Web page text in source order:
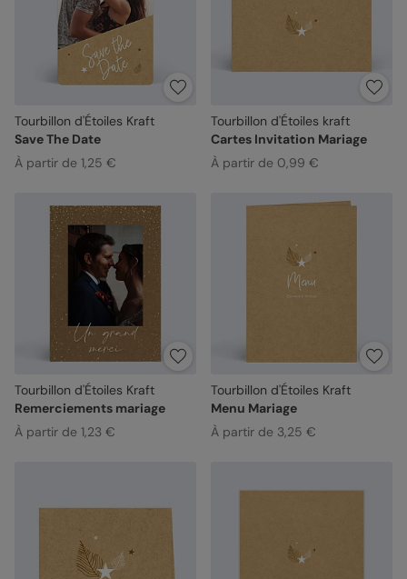
Tourbillon d'Étoiles Kraft
Save The Date
À partir de 1,25 €
Tourbillon d'Étoiles kraft
Cartes Invitation Mariage
À partir de 0,99 €
Tourbillon d'Étoiles Kraft
Remerciements mariage
À partir de 1,23 €
Tourbillon d'Étoiles Kraft
Menu Mariage
À partir de 3,25 €